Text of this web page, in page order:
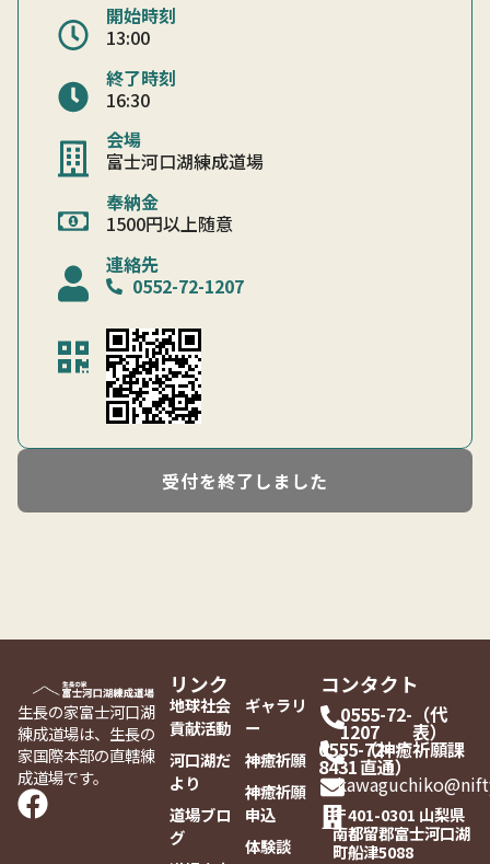
開始時刻
13:00
終了時刻
16:30
会場
富士河口湖練成道場
奉納金
1500円以上随意
連絡先
0552-72-1207
受付を終了しました
生長の家富士河口湖
練成道場は、生長の
家国際本部の直轄練
成道場です。
リンク
地球社会
貢献活動
河口湖だ
より
道場ブロ
グ
ギャラリ
ー
神癒祈願
神癒祈願
申込
体験談
コンタクト
0555-72-
1207
（代
表）
0555-72-
8431
（神癒祈願課
直通）
〒401-0301 山梨県
南都留郡富士河口湖
町船津5088